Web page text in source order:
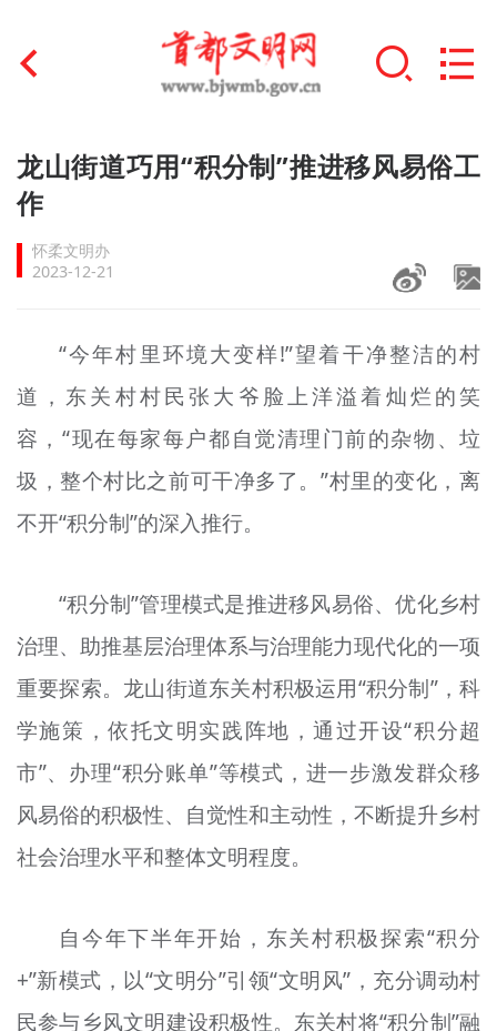
首页
文明创建
文明实践
未成年人思想道德建设
榜样人物
+
身边好人
文明评论
宣传思想文化人才
专题
资料库
+
龙山街道巧用“积分制”推进移风易俗工
作
怀柔文明办
2023-12-21
“今年村里环境大变样!”望着干净整洁的村
道，东关村村民张大爷脸上洋溢着灿烂的笑
容，“现在每家每户都自觉清理门前的杂物、垃
圾，整个村比之前可干净多了。”村里的变化，离
不开“积分制”的深入推行。
“积分制”管理模式是推进移风易俗、优化乡村
治理、助推基层治理体系与治理能力现代化的一项
重要探索。龙山街道东关村积极运用“积分制”，科
学施策，依托文明实践阵地，通过开设“积分超
市”、办理“积分账单”等模式，进一步激发群众移
风易俗的积极性、自觉性和主动性，不断提升乡村
社会治理水平和整体文明程度。
自今年下半年开始，东关村积极探索“积分
+”新模式，以“文明分”引领“文明风”，充分调动村
民参与乡风文明建设积极性。东关村将“积分制”融